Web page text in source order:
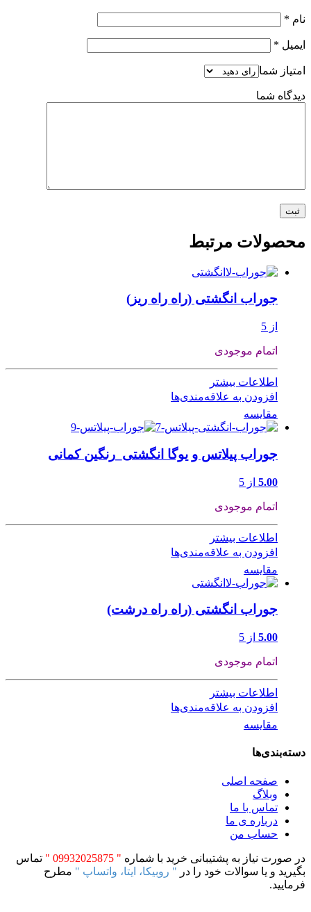
نام *
ایمیل *
امتیاز شما
دیدگاه شما
محصولات مرتبط
جوراب انگشتی (راه راه ریز)
از 5
اتمام موجودی
اطلاعات بیشتر
افزودن به علاقه‌مندی‌ها
مقایسه
جوراب پیلاتس و یوگا انگشتی_رنگین کمانی
5.00 از 5
اتمام موجودی
اطلاعات بیشتر
افزودن به علاقه‌مندی‌ها
مقایسه
جوراب انگشتی (راه راه درشت)
5.00 از 5
اتمام موجودی
اطلاعات بیشتر
افزودن به علاقه‌مندی‌ها
مقایسه
دسته‌بندی‌ها
صفحه اصلی
وبلاگ
تماس با ما
درباره ی ما
حساب من
در صورت نیاز به پشتیبانی خرید با شماره " 09932025875 "
تماس
بگیرید و یا سوالات خود را در " روبیکا، ایتا، واتساپ " مطرح
فرمایید.